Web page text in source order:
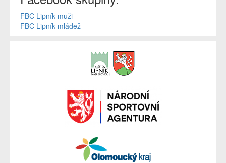
FBC Lipník muži
FBC Lipník mládež